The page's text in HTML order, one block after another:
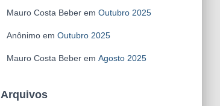
Mauro Costa Beberem Outubro 2025
Anônimoem Outubro 2025
Mauro Costa Beberem Agosto 2025
Arquivos